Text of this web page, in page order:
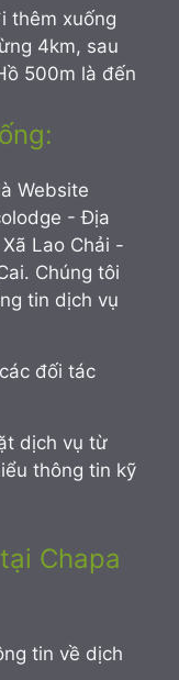
thêm xuống
4km, sau
500m là đến
Website
- Địa
Lao Chải -
Chúng tôi
tin dịch vụ
đối tác
dịch vụ từ
thông tin kỹ
Chapa
tin về dịch